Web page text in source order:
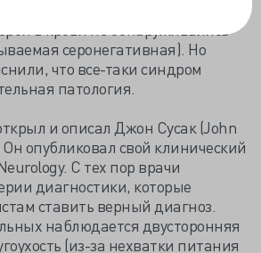
форма системной красной
в крови не обнаруживались
серонегативная). Но
что все-таки синдром
патология.
и описал Джон Сусак (John
Он опубликовал свой клинический
С тех пор врачи
диагностики, которые
ставить верный диагноз.
наблюдается двусторонняя
(из-за нехватки питания